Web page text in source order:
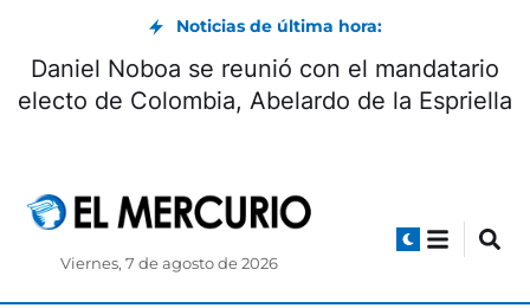
Noticias de última hora:
Daniel Noboa se reunió con el mandatario
electo de Colombia, Abelardo de la Espriella
Viernes, 7 de agosto de 2026